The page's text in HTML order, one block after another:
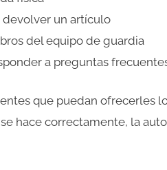
un artículo
del equipo de guardia
a preguntas
que puedan ofrecerles
hace correctamente, la